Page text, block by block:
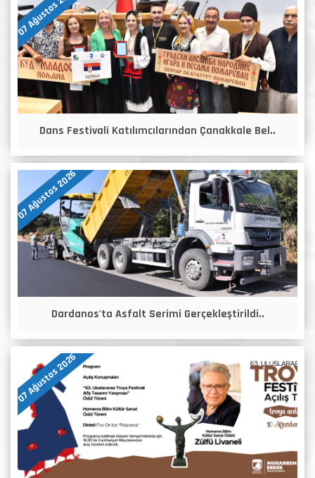
07 Ağustos 2026
Dans Festivali Katılımcılarından Çanakkale Bel..
07 Ağustos 2026
Dardanos'ta Asfalt Serimi Gerçekleştirildi..
07 Ağustos 2026